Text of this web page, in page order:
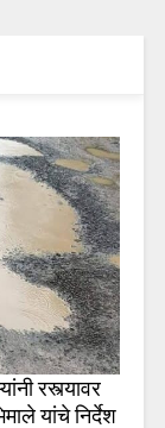
रस्त्यावर
यांचे निर्देश